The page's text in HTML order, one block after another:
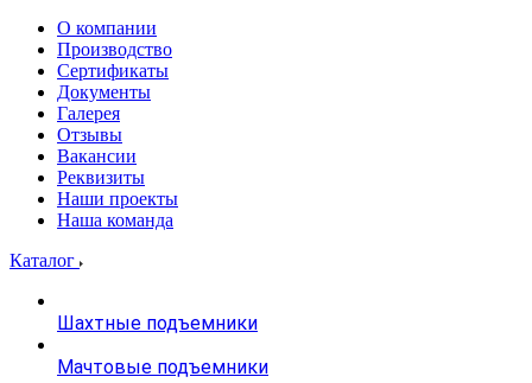
О компании
Производство
Сертификаты
Документы
Галерея
Отзывы
Вакансии
Реквизиты
Наши проекты
Наша команда
Каталог
Шахтные подъемники
Мачтовые подъемники